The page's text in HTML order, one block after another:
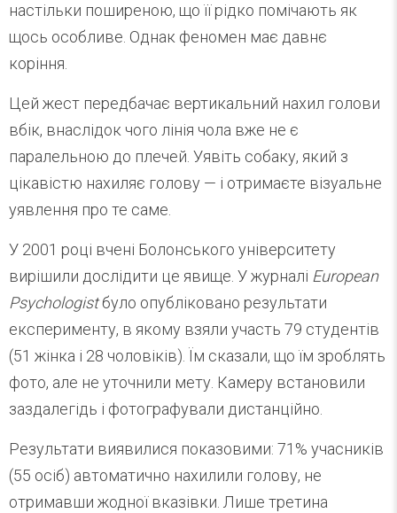
настільки поширеною, що її рідко помічають як
щось особливе. Однак феномен має давнє
коріння.
Цей жест передбачає вертикальний нахил голови
вбік, внаслідок чого лінія чола вже не є
паралельною до плечей. Уявіть собаку, який з
цікавістю нахиляє голову — і отримаєте візуальне
уявлення про те саме.
У 2001 році вчені Болонського університету
вирішили дослідити це явище. У журналі European
Psychologistбуло опубліковано результати
експерименту, в якому взяли участь 79 студентів
(51 жінка і 28 чоловіків). Їм сказали, що їм зроблять
фото, але не уточнили мету. Камеру встановили
заздалегідь і фотографували дистанційно.
Результати виявилися показовими: 71% учасників
(55 осіб) автоматично нахилили голову, не
отримавши жодної вказівки. Лише третина